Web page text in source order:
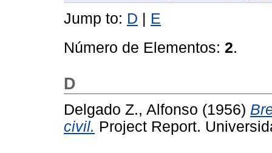
Jump to: D | E
Número de Elementos: 2.
D
Delgado Z., Alfonso (1956)
civil. Project Report.